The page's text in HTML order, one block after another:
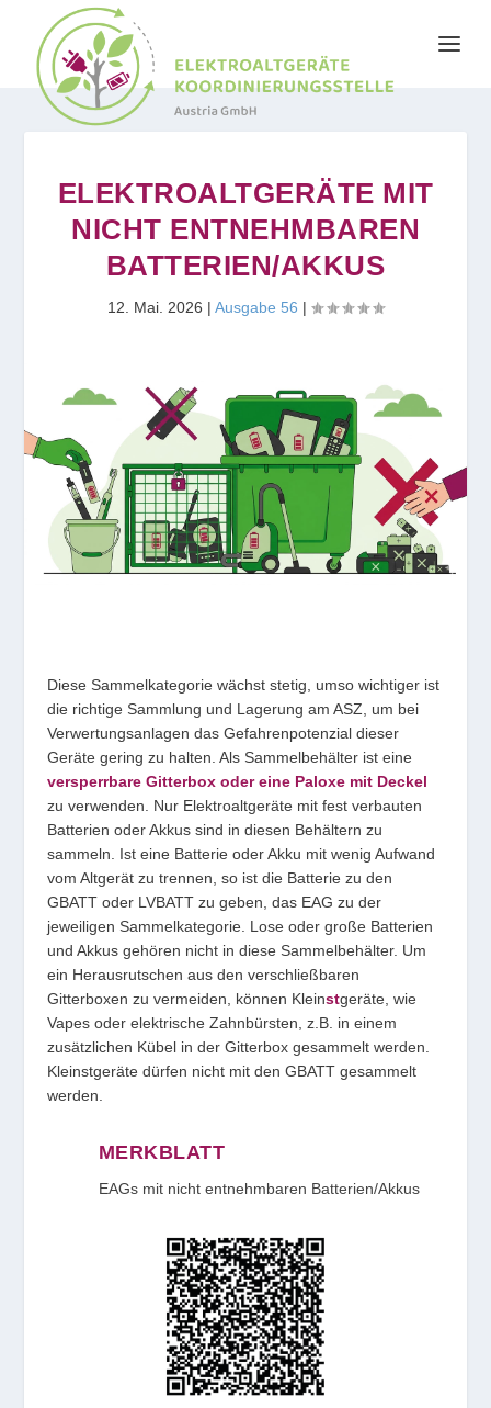
ELEKTROALTGERÄTE MIT
NICHT ENTNEHMBAREN
BATTERIEN/AKKUS
12. Mai. 2026 | Ausgabe 56 |
Diese Sammelkategorie wächst stetig, umso wichtiger ist
die richtige Sammlung und Lagerung am ASZ, um bei
Verwertungsanlagen das Gefahrenpotenzial dieser
Geräte gering zu halten. Als Sammelbehälter ist eine
versperrbare Gitterbox oder eine Paloxe mit Deckel
zu verwenden. Nur Elektroaltgeräte mit fest verbauten
Batterien oder Akkus sind in diesen Behältern zu
sammeln. Ist eine Batterie oder Akku mit wenig Aufwand
vom Altgerät zu trennen, so ist die Batterie zu den
GBATT oder LVBATT zu geben, das EAG zu der
jeweiligen Sammelkategorie. Lose oder große Batterien
und Akkus gehören nicht in diese Sammelbehälter. Um
ein Herausrutschen aus den verschließbaren
Gitterboxen zu vermeiden, können Kleinstgeräte, wie
Vapes oder elektrische Zahnbürsten, z.B. in einem
zusätzlichen Kübel in der Gitterbox gesammelt werden.
Kleinstgeräte dürfen nicht mit den GBATT gesammelt
werden.
MERKBLATT
EAGs mit nicht entnehmbaren Batterien/Akkus